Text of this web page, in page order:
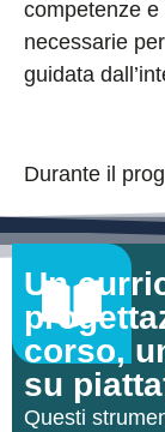
competenze
necessarie
guidata
Durante il
Un
corso,
su
Questi